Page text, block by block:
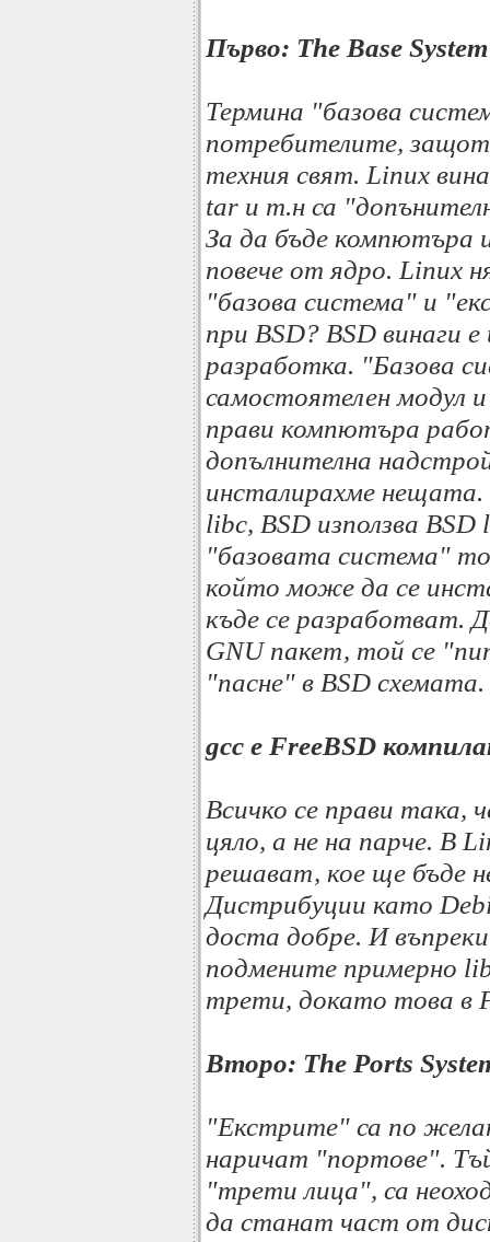
Първо: The Base System
Термина "базова
потребителите,
техния свят. Linux
tar и т.н са
За да бъде компютъра
повече от ядро. Linux
"базова система" и
при BSD? BSD винаги
разработка. "Базова
самостоятелен модул
прави компютъра
допълнителна
инсталирахме нещата.
libc, BSD използва
"базовата система"
който може да се
къде се разработват.
GNU пакет, той се
"пасне" в BSD
gcc e FreeBSD
Всичко се прави така,
цяло, а не на парче. В
решават, кое ще бъде
Дистрибуции като
доста добре. И
подмените примерно
трети, докато това в
Второ: The Ports
"Екстрите" са по
наричат "портове".
"трети лица", са
да станат част от